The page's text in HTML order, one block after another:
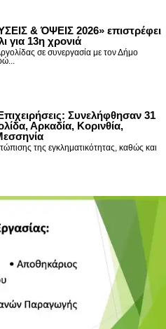
& ΌΨΕΙΣ 2026» επιστρέφει
για 13η χρονιά
σε συνεργασία με τον Δήμο
Συνελήφθησαν 31
Αρκαδία, Κορινθία,
της εγκληματικότητας, καθώς και